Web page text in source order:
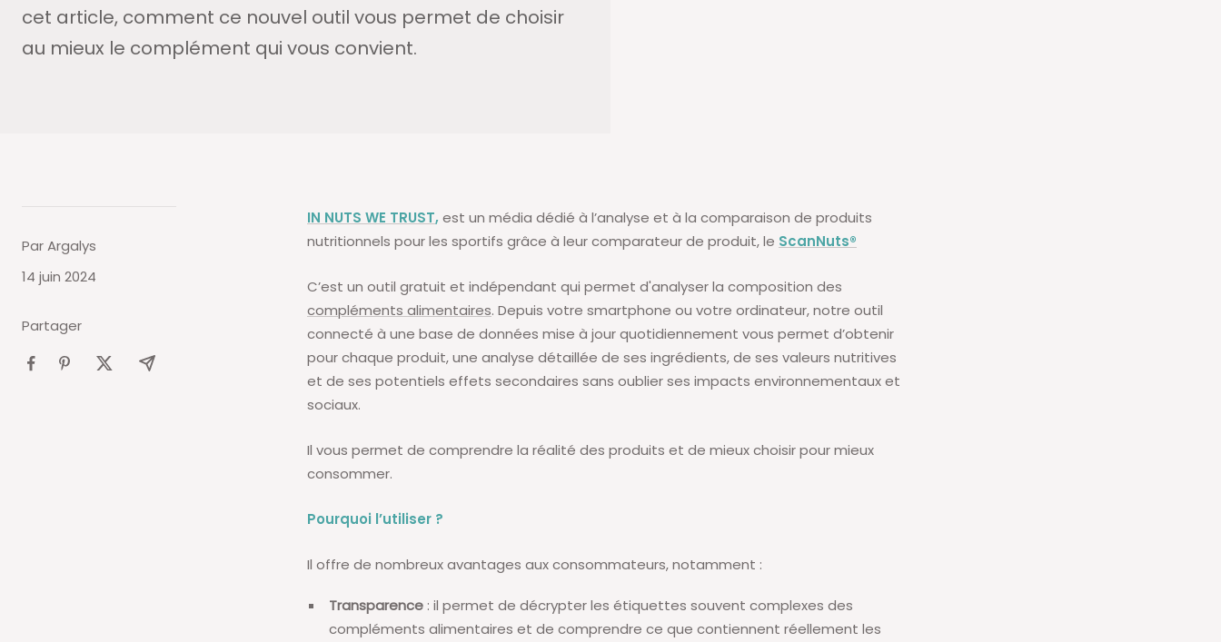
cet article, comment ce nouvel outil vous permet de choisir
au mieux le complément qui vous convient.
Par Argalys
14 juin 2024
Partager
IN NUTS WE TRUST,est un média dédié à l’analyse et à la comparaison de produits
nutritionnels pour les sportifs grâce à leur comparateur de produit, le ScanNuts®
C’est un outil gratuit et indépendant qui permet d'analyser la composition des
compléments alimentaires. Depuis votre smartphone ou votre ordinateur, notre outil
connecté à une base de données mise à jour quotidiennement vous permet d’obtenir
pour chaque produit, une analyse détaillée de ses ingrédients, de ses valeurs nutritives
et de ses potentiels effets secondaires sans oublier ses impacts environnementaux et
sociaux.
Il vous permet de comprendre la réalité des produits et de mieux choisir pour mieux
consommer.
Pourquoi l’utiliser ?
Il offre de nombreux avantages aux consommateurs, notamment :
Transparence: il permet de décrypter les étiquettes souvent complexes des
compléments alimentaires et de comprendre ce que contiennent réellement les